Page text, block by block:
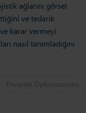
ağlarını görsel
ve tedarik
karar vermeyi
nasıl tanımladığını
Envanter Opti̇mi̇zasyonu